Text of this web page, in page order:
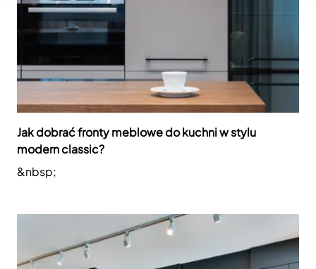
Jak dobrać fronty meblowe do kuchni w stylu
modern classic?
&nbsp;